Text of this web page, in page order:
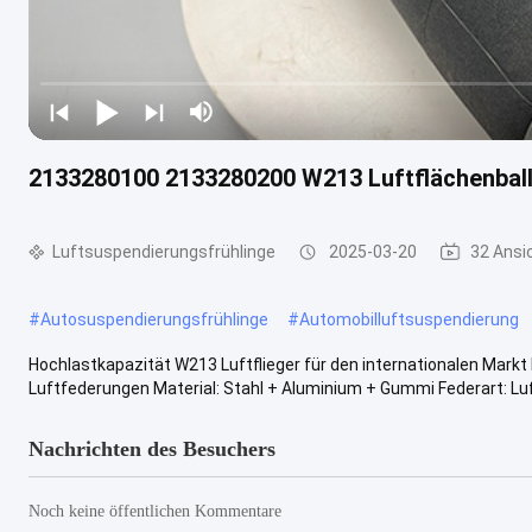
2133280100 2133280200 W213
Luftsuspendierungsfrühlinge 2025-03-20 32
#Autosuspendierungsfrühlinge #Automobilluftsuspendierung
Hochlastkapazität W213 Luftflieger für den internationalen
Luftfederungen Material: Stahl + Aluminium + Gummi Federart:
Nachrichten des Besuchers
Noch keine öffentlichen Kommentare